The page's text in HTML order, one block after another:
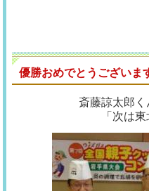
優勝おめでとうございま
斎藤諒太郎
「次は